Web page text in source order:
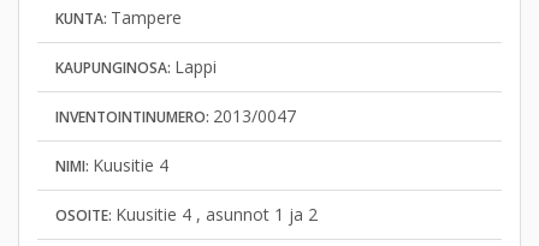
KUNTA: Tampere
KAUPUNGINOSA: Lappi
INVENTOINTINUMERO: 2013/0047
NIMI: Kuusitie 4
OSOITE: Kuusitie 4 , asunnot 1 ja 2